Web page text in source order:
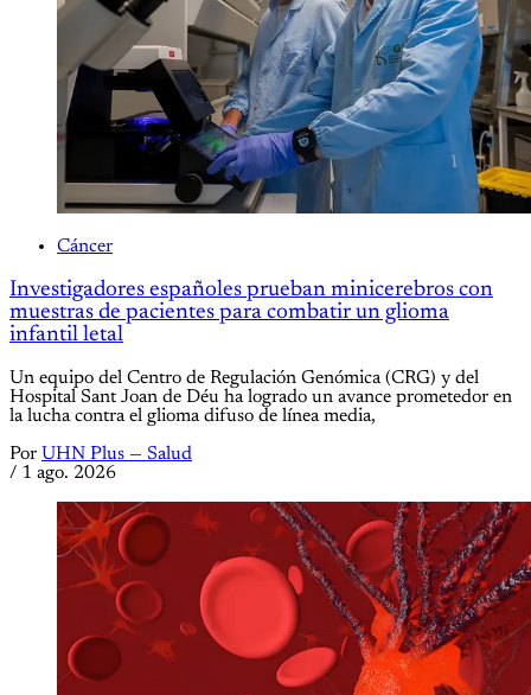
Cáncer
Investigadores españoles prueban minicerebros con
muestras de pacientes para combatir un glioma
infantil letal
Un equipo del Centro de Regulación Genómica (CRG) y del
Hospital Sant Joan de Déu ha logrado un avance prometedor en
la lucha contra el glioma difuso de línea media,
Por UHN Plus — Salud
/ 1 ago. 2026